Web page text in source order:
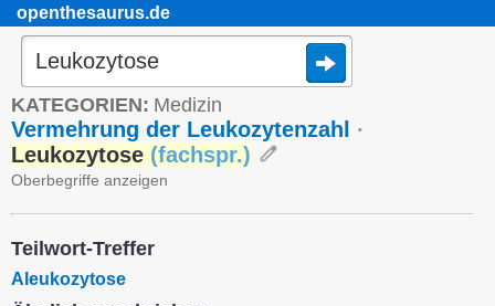
openthesaurus.de
KATEGORIEN: Medizin
Vermehrung der Leukozytenzahl
·
Leukozytose (fachspr.)
Oberbegriffe anzeigen
Teilwort-Treffer
Aleukozytose